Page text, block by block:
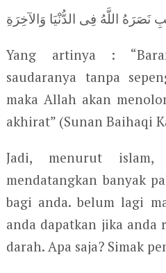
اللَّهُ فِى الدُّنْيَا وَالآخِرَةِ
Yang artinya :
saudaranya tanpa
maka Allah akan
akhirat” (Sunan Baihaqi
Jadi, menurut
mendatangkan banyak
bagi anda. belum lagi
anda dapatkan jika
darah. Apa saja? Simak